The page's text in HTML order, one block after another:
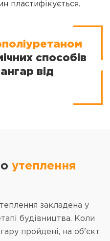
пластифікується.
способів
від
утеплення
закладена у
будівництва. Коли
пройдені, на об'єкт